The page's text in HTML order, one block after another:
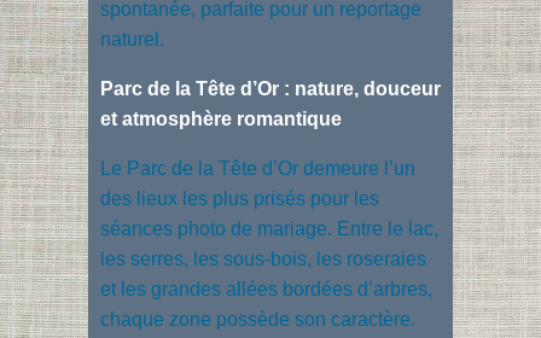
spontanée, parfaite pour un reportage
naturel.
Parc de la Tête d’Or : nature, douceur
et atmosphère romantique
Le Parc de la Tête d’Or demeure l’un
des lieux les plus prisés pour les
séances photo de mariage. Entre le lac,
les serres, les sous-bois, les roseraies
et les grandes allées bordées d’arbres,
chaque zone possède son caractère.